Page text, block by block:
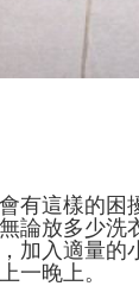
有這樣的困
論放多少洗
加入適量的
一晚上。